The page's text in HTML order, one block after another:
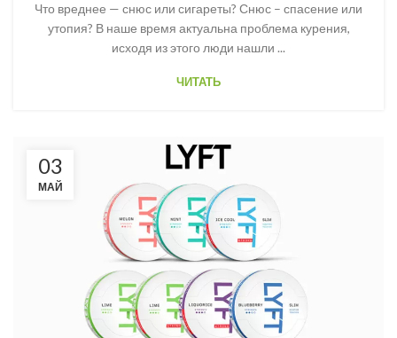
Что вреднее — снюс или сигареты? Снюс – спасение или
утопия? В наше время актуальна проблема курения,
исходя из этого люди нашли ...
ЧИТАТЬ
03
МАЙ